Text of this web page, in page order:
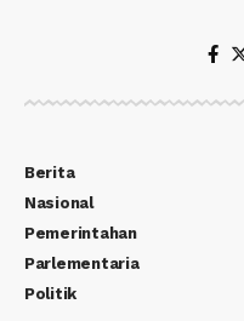
Berita
Nasional
Pemerintahan
Parlementaria
Politik